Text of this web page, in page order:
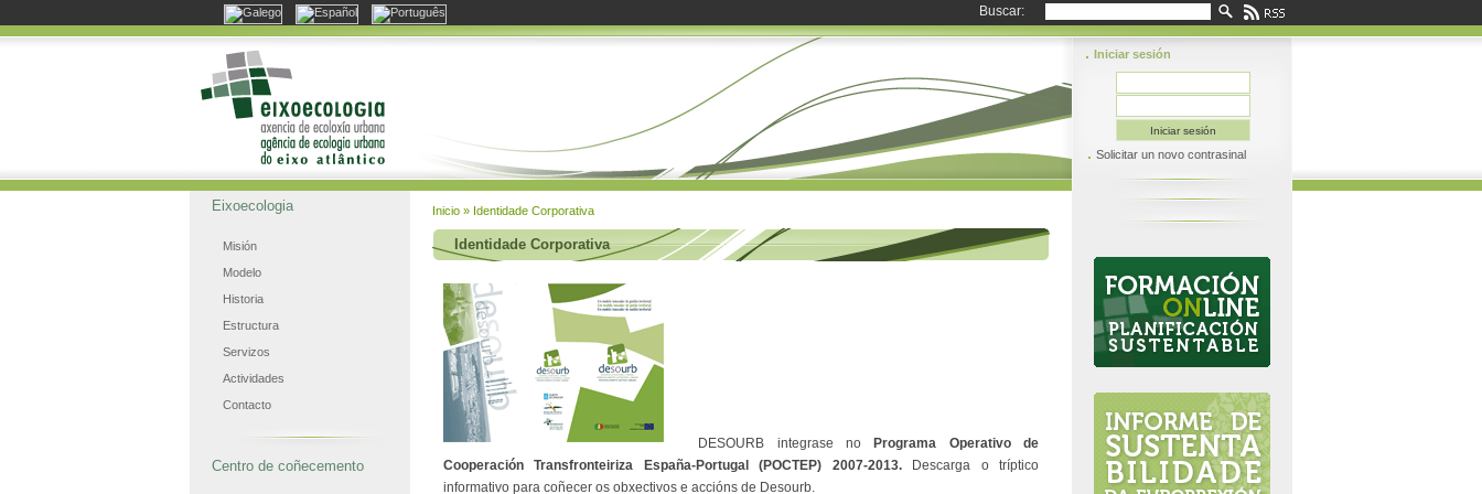
Buscar:
Iniciar sesión
Solicitar un novo contrasinal
Eixoecologia
Misión
Modelo
Historia
Estructura
Servizos
Actividades
Contacto
Centro de coñecemento
Inicio » Identidade Corporativa
Identidade Corporativa
DESOURB integrase no
Programa Operativo de
Cooperación Transfronteiriza España-Portugal (POCTEP) 2007-2013.
Descarga o tríptico
informativo para coñecer os obxectivos e accións de Desourb.